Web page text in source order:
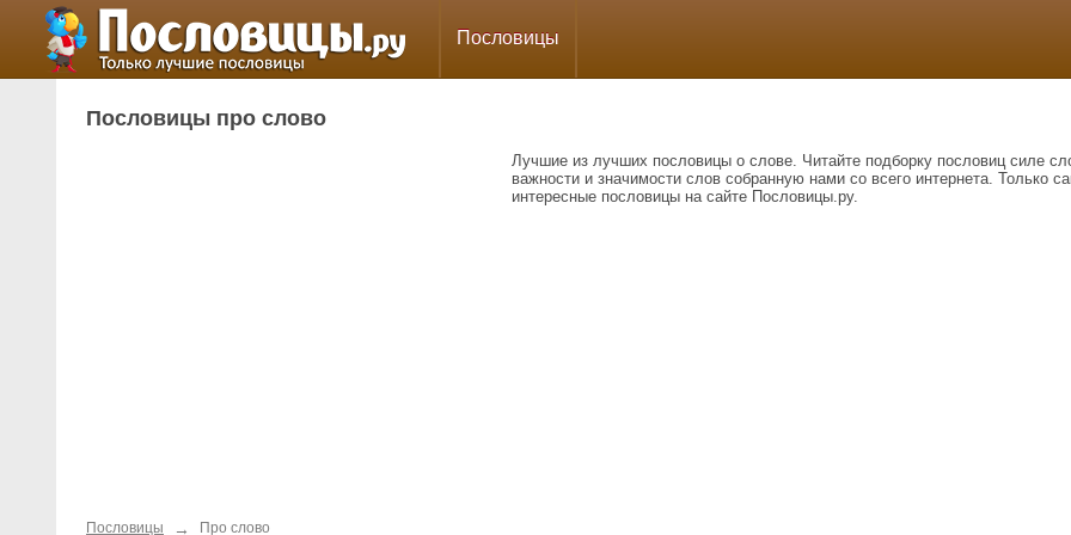
Пословицы
Пословицы про слово
Лучшие из лучших пословицы о слове. Читайте подборку пословиц силе
важности и значимости слов собранную нами со всего интернета. Только
интересные пословицы на сайте Пословицы.ру.
Пословицы → Про слово